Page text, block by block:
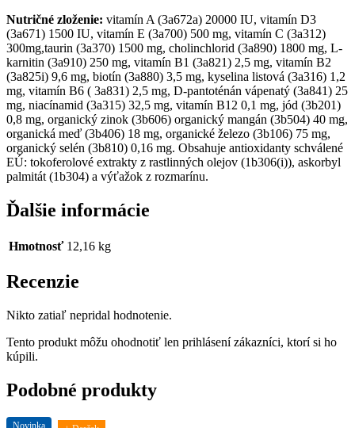
Nutričné zloženie: vitamín A (3a672a) 20000 IU, vitamín D3
(3a671) 1500 IU, vitamín E (3a700) 500 mg, vitamín C (3a312)
300mg,taurin (3a370) 1500 mg, cholinchlorid (3a890) 1800 mg, L-
karnitin (3a910) 250 mg, vitamín B1 (3a821) 2,5 mg, vitamín B2
(3a825i) 9,6 mg, biotín (3a880) 3,5 mg, kyselina listová (3a316) 1,2
mg, vitamín B6 ( 3a831) 2,5 mg, D-pantoténán vápenatý (3a841) 25
mg, niacínamid (3a315) 32,5 mg, vitamín B12 0,1 mg, jód (3b201)
0,8 mg, organický zinok (3b606) organický mangán (3b504) 40 mg,
organická meď (3b406) 18 mg, organické železo (3b106) 75 mg,
organický selén (3b810) 0,16 mg. Obsahuje antioxidanty schválené
EÚ: tokoferolové extrakty z rastlinných olejov (1b306(i)), askorbyl
palmitát (1b304) a výťažok z rozmarínu.
Ďalšie informácie
Hmotnosť 12,16 kg
Recenzie
Nikto zatiaľ nepridal hodnotenie.
Tento produkt môžu ohodnotiť len prihlásení zákazníci, ktorí si ho
kúpili.
Podobné produkty
Novinka